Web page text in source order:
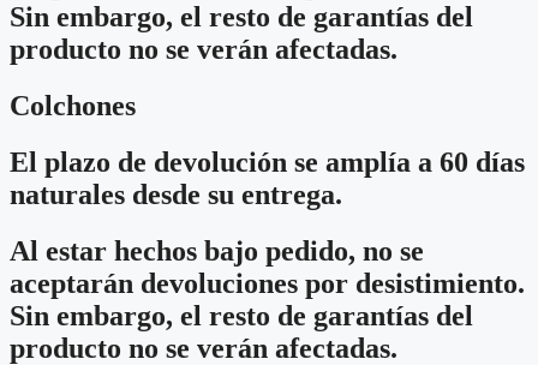
Sin embargo, el resto de garantías del
producto no se verán afectadas.
Colchones
El plazo de devolución se amplía a 60 días
naturales desde su entrega.
Al estar hechos bajo pedido, no se
aceptarán devoluciones por desistimiento.
Sin embargo, el resto de garantías del
producto no se verán afectadas.